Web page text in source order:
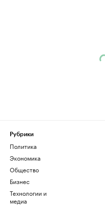
Рубрики
Политика
Экономика
Общество
Бизнес
Технологии и
медиа